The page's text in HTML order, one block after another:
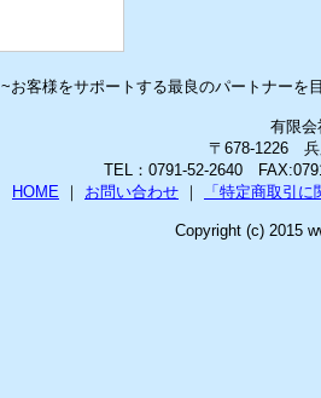
~お客様をサポートする最良のパートナーを
有限
〒678-1226 兵
TEL：0791-52-2640
HOME ｜ お問い合わせ ｜ 「特定商取引
Copyright (c) 2015